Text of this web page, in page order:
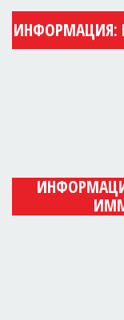
ИНФОРМАЦИЯ: